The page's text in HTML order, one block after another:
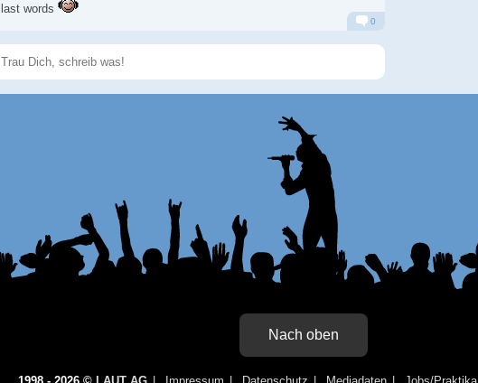
last words
Alarm Antworten
0
Speichern
Nach oben